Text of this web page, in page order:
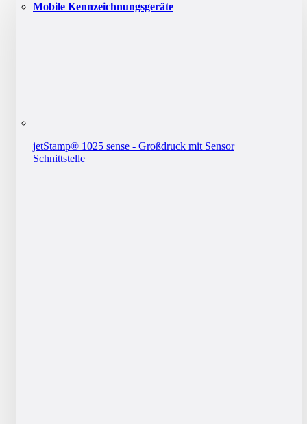
Mobile Kennzeichnungsgeräte
jetStamp® 1025 sense - Großdruck mit Sensor
Schnittstelle